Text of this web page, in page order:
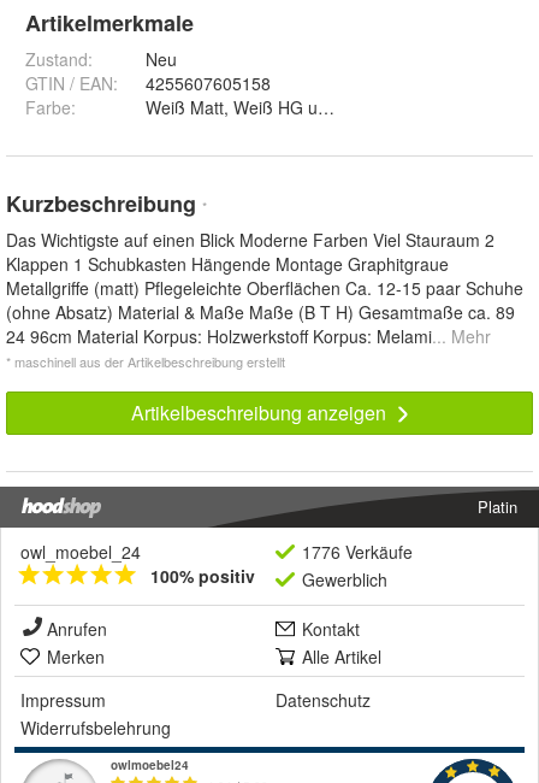
Artikelmerkmale
Zustand:
Neu
GTIN / EAN:
4255607605158
Farbe:
Kurzbeschreibung *
Das Wichtigste auf einen Blick Moderne Farben Viel Stauraum 2
Klappen 1 Schubkasten Hängende Montage Graphitgraue
Metallgriffe (matt) Pflegeleichte Oberflächen Ca. 12-15 paar Schuhe
(ohne Absatz) Material & Maße Maße (B T H) Gesamtmaße ca. 89
24 96cm Material Korpus: Holzwerkstoff Korpus: Melami... Mehr
* maschinell aus der Artikelbeschreibung erstellt
Artikelbeschreibung anzeigen
Platin
owl_moebel_24
100% positiv
1776 Verkäufe
Gewerblich
Anrufen
Kontakt
Merken
Alle Artikel
Impressum
Datenschutz
Widerrufsbelehrung